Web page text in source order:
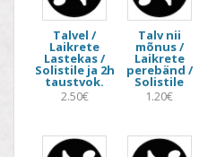
Talvel /
Laikrete
Lastekas /
Solistile ja 2h
taustvok.
2.50€
Talv nii
mõnus /
Laikrete
perebänd /
Solistile
1.20€